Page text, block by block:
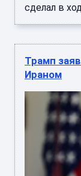
сделал в
Трамп
Ираном